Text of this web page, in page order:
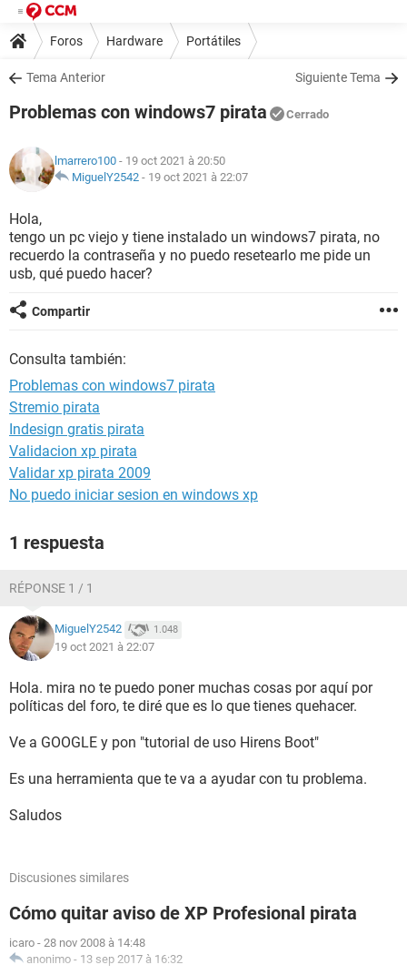
Foros Hardware Portátiles
Tema Anterior Siguiente Tema
Problemas con windows7 pirata Cerrado
lmarrero100 - 19 oct 2021 à 20:50
MiguelY2542 - 19 oct 2021 à 22:07
Hola,
tengo un pc viejo y tiene instalado un windows7 pirata, no
recuerdo la contraseña y no puedo resetearlo me pide un
usb, qué puedo hacer?
Compartir
Consulta también:
Problemas con windows7 pirata
Stremio pirata
Indesign gratis pirata
Validacion xp pirata
Validar xp pirata 2009
No puedo iniciar sesion en windows xp
1 respuesta
RÉPONSE 1 / 1
MiguelY2542 1.048
19 oct 2021 à 22:07
Hola. mira no te puedo poner muchas cosas por aquí por
políticas del foro, te diré que es lo que tienes quehacer.
Ve a GOOGLE y pon "tutorial de uso Hirens Boot"
Es una herramienta que te va a ayudar con tu problema.
Saludos
Discusiones similares
Cómo quitar aviso de XP Profesional pirata
icaro - 28 nov 2008 à 14:48
anonimo - 13 sep 2017 à 16:32